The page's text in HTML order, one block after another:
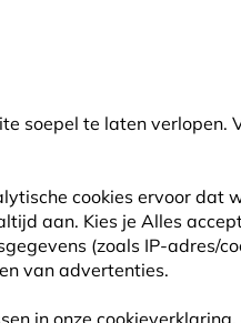
soepel te laten
cookies ervoor
aan. Kies je Alles
(zoals IP-adres/
van advertenties.
in onze
Zoeken
ANDERE